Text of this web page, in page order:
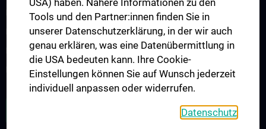
Forschung Gefäßchirurgie
Forschung Transplantation
Preise und Auszeichnungen
Researcher of the month
USA) haben. Nähere Informationen zu den
Tools und den Partner:innen finden Sie in
unserer Datenschutzerklärung, in der wir auch
genau erklären, was eine Datenübermittlung in
die USA bedeuten kann. Ihre Cookie-
Einstellungen können Sie auf Wunsch jederzeit
individuell anpassen oder widerrufen.
Datenschutz